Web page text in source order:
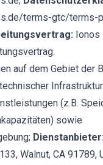
terms-gtc/terms-
Ionos
.
auf dem Gebiet der
(z.B.
sowie
Dienstanbieter:
Walnut, CA 91789,